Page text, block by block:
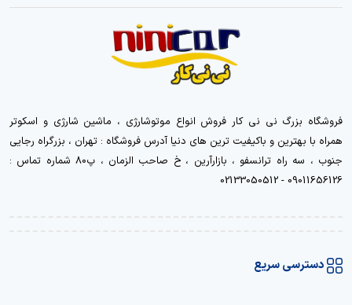
فروشگاه بزرگ نی نی کار فروش انواع موتوشارژی ، ماشین شارژی و اسکوتر
همراه با بهترین و باکیفیت ترین های دنیا آدرس فروشگاه : تهران ، بزرگراه رجایی
جنوب ، سه راه ترانسفو ، بازارآرین ، خ صاحب الزمان ، پ80 شماره تماس :
09011656126 - 02133050512
دسترسی سریع